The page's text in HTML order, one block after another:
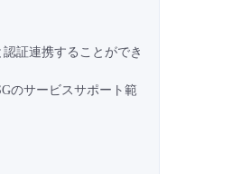
認証連携することができ
のサービスサポート範